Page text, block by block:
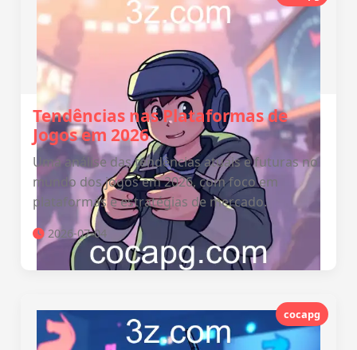
Tendências nas Plataformas de
Jogos em 2026
Uma análise das tendências atuais e futuras no
mundo dos jogos em 2026, com foco em
plataformas e estratégias de mercado.
2026-07-04
cocapg